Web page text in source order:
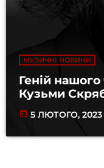
МУЗИЧНІ НОВИНИ
Геній
Кузьми
today 5 ЛЮТОГО, 2023